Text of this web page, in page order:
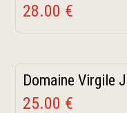
28.00 €
Domaine Virgile
25.00 €